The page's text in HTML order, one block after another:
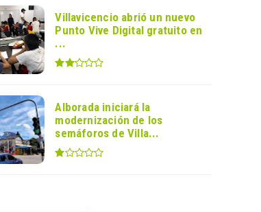
Villavicencio abrió un nuevo
Punto Vive Digital gratuito en
...
Alborada iniciará la
modernización de los
semáforos de Villa...